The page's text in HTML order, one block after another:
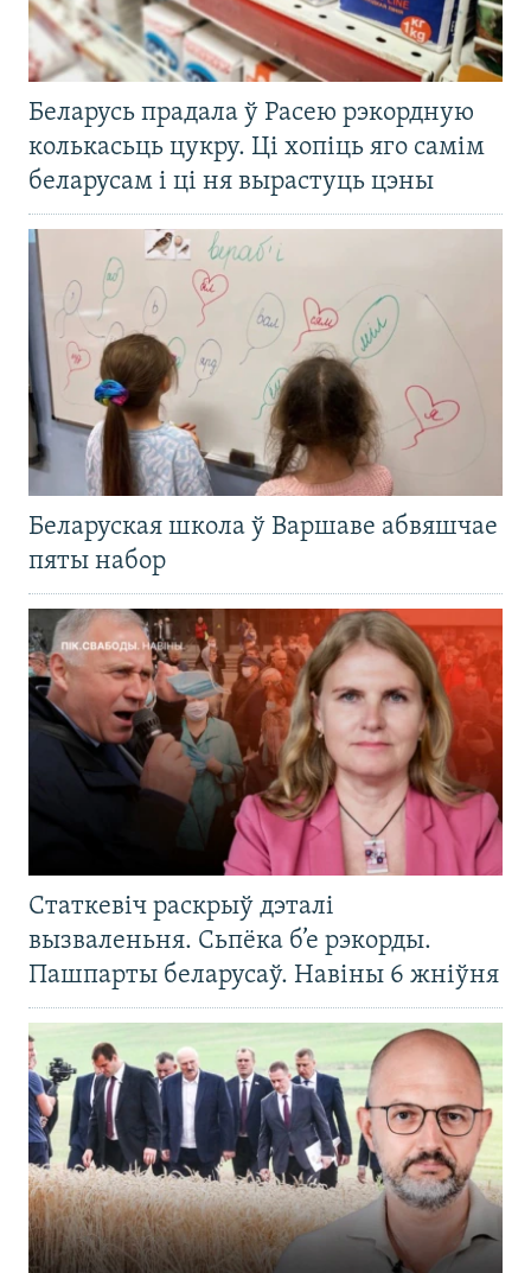
Беларусь прадала ў Расею рэкордную
колькасьць цукру. Ці хопіць яго самім
беларусам і ці ня вырастуць цэны
Беларуская школа ў Варшаве абвяшчае
пяты набор
Статкевіч раскрыў дэталі
вызваленьня. Сьпёка б’е рэкорды.
Пашпарты беларусаў. Навіны 6 жніўня